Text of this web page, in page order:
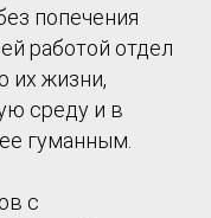
попечения
работой отдел
их жизни,
среду и в
гуманным.
с